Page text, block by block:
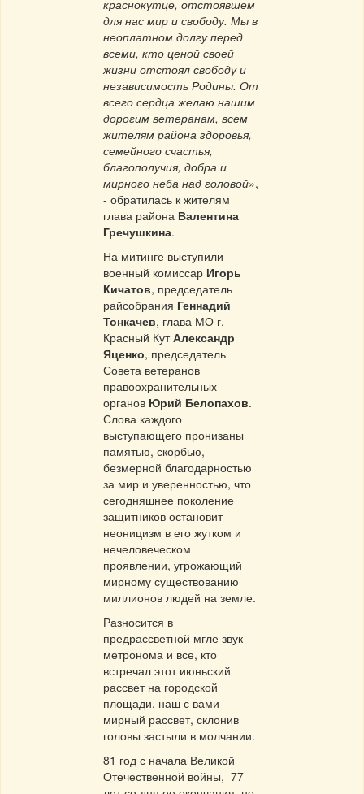
краснокутце, отстоявшем
для нас мир и свободу. Мы в
неоплатном долгу перед
всеми, кто ценой своей
жизни отстоял свободу и
независимость Родины. От
всего сердца желаю нашим
дорогим ветеранам, всем
жителям района здоровья,
семейного счастья,
благополучия, добра и
мирного неба над головой»,
- обратилась к жителям
глава района Валентина
Гречушкина.
На митинге выступили
военный комиссар Игорь
Кичатов, председатель
райсобрания Геннадий
Тонкачев, глава МО г.
Красный КутАлександр
Яценко, председатель
Совета ветеранов
правоохранительных
органов Юрий Белопахов.
Слова каждого
выступающего пронизаны
памятью, скорбью,
безмерной благодарностью
за мир и уверенностью, что
сегодняшнее поколение
защитников остановит
неоницизм в его жутком и
нечеловеческом
проявлении, угрожающий
мирному существованию
миллионов людей на земле.
Разносится в
предрассветной мгле звук
метронома и все, кто
встречал этот июньский
рассвет на городской
площади, наш с вами
мирный рассвет, склонив
головы застыли в молчании.
81 год с начала Великой
Отечественной войны, 77